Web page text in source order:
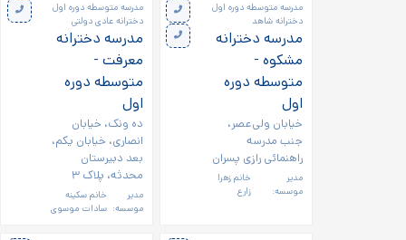
مدرسه متوسطه دوره اول
دخترانه شاهد
مدرسه دخترانه
مشکوه -
متوسطه دوره
اول
خیابان ولی‌عصر،
جنب مدرسه
راهنمائی رازی پسران
مدیر
موسسه:
خانم زهرا
زارع
مدرسه متوسطه دوره اول
دخترانه عادی دولتی
مدرسه دخترانه
معرفت -
متوسطه دوره
اول
ده ونک، خیابان
انصاری، خیابان یکم،
بعد دبیرستان
محدثه، پلاک ۳
مدیر
موسسه:
خانم سکینه
سادات موسوی